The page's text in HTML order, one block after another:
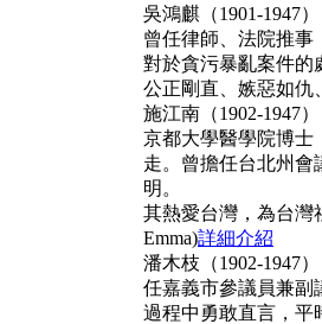
吳鴻麒（1901-1947）
曾任律師、法院推事
對於貪污暴亂案件的
公正剛直、嫉惡如仇
施江南（1902-1947）
京都大學醫學院博士
走。曾擔任台北州會
明。
其熱愛台灣，為台灣
Emma)詳細介紹
潘木枝（1902-1947）
任嘉義市參議員兼副
過程中勇敢直言，平